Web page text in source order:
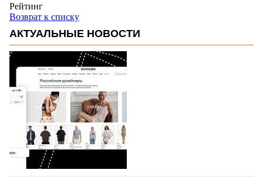
Рейтинг
Возврат к списку
АКТУАЛЬНЫЕ НОВОСТИ